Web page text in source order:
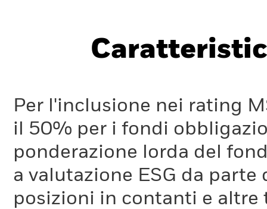
Per l'inclusione nei rating
il 50% per i fondi
ponderazione lorda del
a valutazione ESG da parte
posizioni in contanti e